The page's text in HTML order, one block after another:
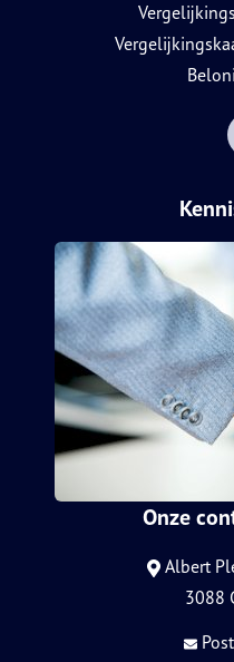
Onze
Albert
3088